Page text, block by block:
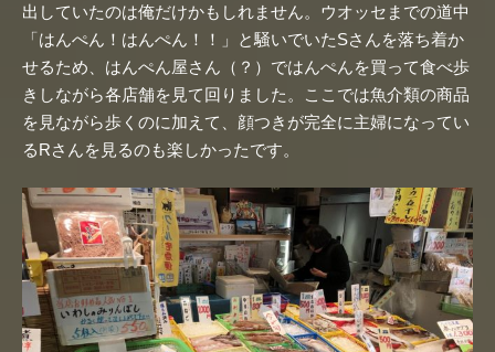
出していたのは俺だけかもしれません。ウオッセまでの道中
「はんぺん！はんぺん！！」と騒いでいたSさんを落ち着か
せるため、はんぺん屋さん（？）ではんぺんを買って食べ歩
きしながら各店舗を見て回りました。ここでは魚介類の商品
を見ながら歩くのに加えて、顔つきが完全に主婦になってい
るRさんを見るのも楽しかったです。